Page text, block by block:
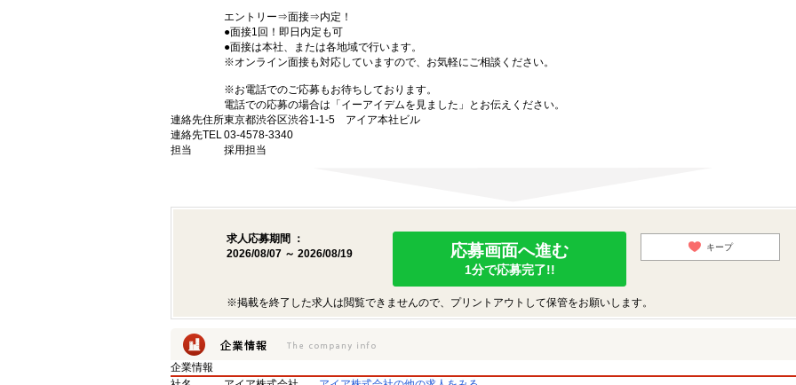
エントリー⇒面接⇒内定！
●面接1回！即日内定も可
●面接は本社、または各地域で行います。
※オンライン面接も対応していますので、お気軽にご相談ください。
※お電話でのご応募もお待ちしております。
電話での応募の場合は「イーアイデムを見ました」とお伝えください。
連絡先住所東京都渋谷区渋谷1-1-5 アイア本社ビル
連絡先TEL03-4578-3340
担当
採用担当
求人応募期間 ：
2026/08/07 ～ 2026/08/19
応募画面へ進む
1分で応募完了!!
キープ
※掲載を終了した求人は閲覧できませんので、プリントアウトして保管をお願いします。
企業情報